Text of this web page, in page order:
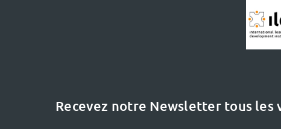
Recevez notre Newsletter tous les